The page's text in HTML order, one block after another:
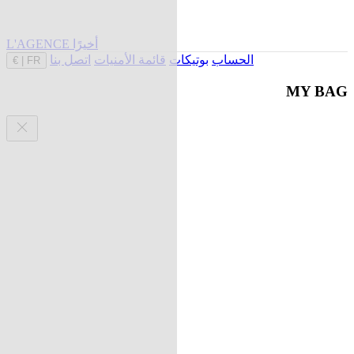
L'AGENCE أخيرًا
FR
€ الحساب بوتيكات قائمة الأمنيات اتصل بنا
MY BAG